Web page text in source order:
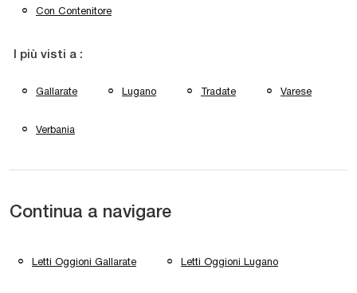
Con Contenitore
I più visti a :
Gallarate Lugano Tradate Varese
Verbania
Continua a navigare
Letti Oggioni Gallarate Letti Oggioni Lugano